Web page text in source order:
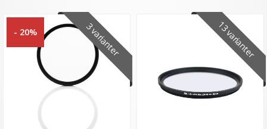
3 varianter
- 20% 13 varianter